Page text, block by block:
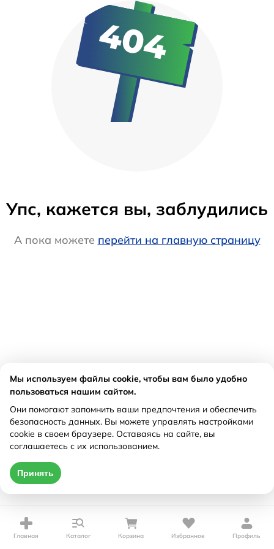
Упс, кажется вы, заблудились
А пока можете перейти на главную страницу
Главная Каталог Корзина Избранное Профиль
Мы используем файлы cookie, чтобы вам было удобно
пользоваться нашим сайтом.
Они помогают запомнить ваши предпочтения и обеспечить
безопасность данных. Вы можете управлять настройками
cookie в своем браузере. Оставаясь на сайте, вы
соглашаетесь с их использованием.
Принять